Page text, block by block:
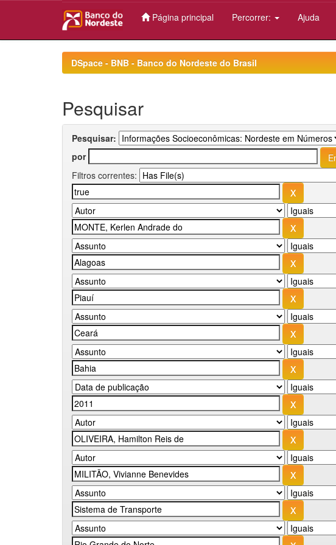
Página principal Percorrer: Ajuda
DSpace - BNB - Banco do Nordeste do Brasil
Pesquisar
Pesquisar:
por
Filtros correntes: